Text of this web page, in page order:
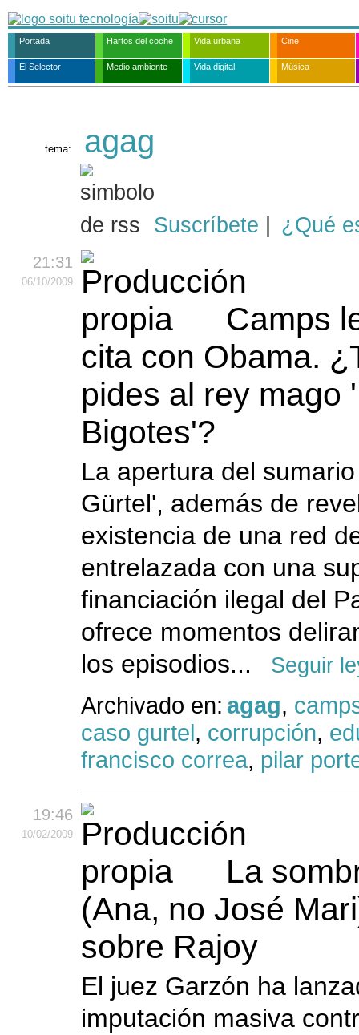
Portada Hartos del coche Vida urbana Cine
El Selector Medio ambiente Vida digital Música
tema: agag
Suscríbete ¿Qué
21:31
06/10/2009
Camps
cita con Obama.
pides al rey mago
Bigotes'?
La apertura del
Gürtel', además de
existencia de una red
entrelazada con una
financiación ilegal del
ofrece momentos
los episodios...
Seguir
Archivado en: agag,
caso gurtel, corrupción,
francisco correa, pilar
19:46
10/02/2009
La
(Ana, no José
sobre Rajoy
El juez Garzón ha
imputación masiva